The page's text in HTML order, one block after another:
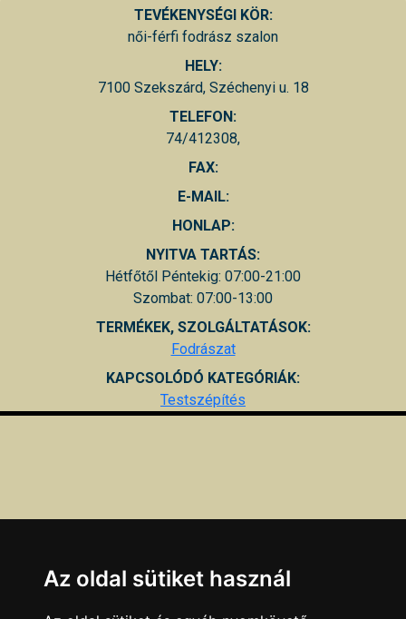
TEVÉKENYSÉGI KÖR:
női-férfi fodrász szalon
HELY:
7100 Szekszárd, Széchenyi u. 18
TELEFON:
74/412308,
FAX:
E-MAIL:
HONLAP:
NYITVA TARTÁS:
Hétfőtől Péntekig: 07:00-21:00
Szombat: 07:00-13:00
TERMÉKEK, SZOLGÁLTATÁSOK:
Fodrászat
KAPCSOLÓDÓ KATEGÓRIÁK:
Testszépítés
Az oldal sütiket használ